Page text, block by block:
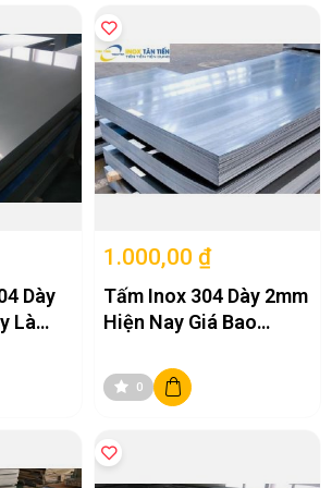
trong ngành, Inox Tân Tiến luôn hướng
cho khách hàng những sản phẩm đạt tiêu
tế, đáp ứng đa dạng nhu cầu từ công trình
công nghiệp quy mô lớn.
Tân Tiến
chính hãng.
chất lượng theo tiêu chuẩn quốc tế.
cầu.
trên toàn quốc.
hành và hỗ trợ kỹ thuật rõ ràng.
Bật Của Tấm Inox 304
giá là vật liệu có hiệu suất sử dụng cao nhờ
trội
Dày
Là
1.000,00 ₫
Tấm Inox 304 Dày 2mm
Hiện Nay Giá Bao
0